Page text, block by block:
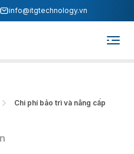
info@itgtechnology.vn
Chi phí bảo trì và nâng cấp